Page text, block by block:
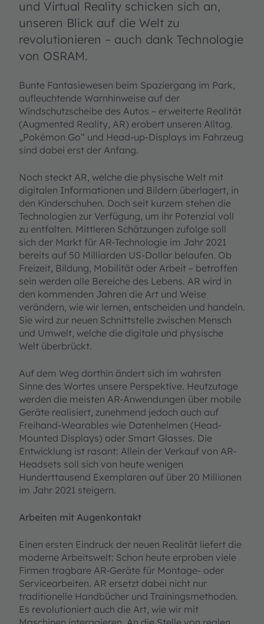
und Virtual Reality schicken sich an,
unseren Blick auf die Welt zu
revolutionieren – auch dank Technologie
von OSRAM.
Bunte Fantasiewesen beim Spaziergang im Park,
aufleuchtende Warnhinweise auf der
Windschutzscheibe des Autos – erweiterte Realität
(Augmented Reality, AR) erobert unseren Alltag.
„Pokémon Go“ und Head-up-Displays im Fahrzeug
sind dabei erst der Anfang.
Noch steckt AR, welche die physische Welt mit
digitalen Informationen und Bildern überlagert, in
den Kinderschuhen. Doch seit kurzem stehen die
Technologien zur Verfügung, um ihr Potenzial voll
zu entfalten. Mittleren Schätzungen zufolge soll
sich der Markt für AR-Technologie im Jahr 2021
bereits auf 50 Milliarden US-Dollar belaufen. Ob
Freizeit, Bildung, Mobilität oder Arbeit – betroffen
sein werden alle Bereiche des Lebens. AR wird in
den kommenden Jahren die Art und Weise
verändern, wie wir lernen, entscheiden und handeln.
Sie wird zur neuen Schnittstelle zwischen Mensch
und Umwelt, welche die digitale und physische
Welt überbrückt.
Auf dem Weg dorthin ändert sich im wahrsten
Sinne des Wortes unsere Perspektive. Heutzutage
werden die meisten AR-Anwendungen über mobile
Geräte realisiert, zunehmend jedoch auch auf
Freihand-Wearables wie Datenhelmen (Head-
Mounted Displays) oder Smart Glasses. Die
Entwicklung ist rasant: Allein der Verkauf von AR-
Headsets soll sich von heute wenigen
Hunderttausend Exemplaren auf über 20 Millionen
im Jahr 2021 steigern.
Arbeiten mit Augenkontakt
Einen ersten Eindruck der neuen Realität liefert die
moderne Arbeitswelt: Schon heute erproben viele
Firmen tragbare AR-Geräte für Montage- oder
Servicearbeiten. AR ersetzt dabei nicht nur
traditionelle Handbücher und Trainingsmethoden.
Es revolutioniert auch die Art, wie wir mit